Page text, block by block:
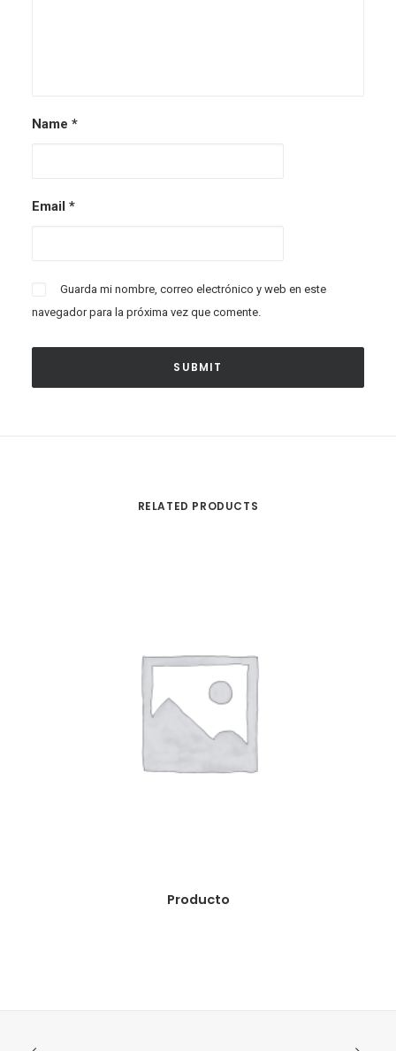
Name *
Email *
Guarda mi nombre, correo electrónico y web en este
navegador para la próxima vez que comente.
RELATED PRODUCTS
READ MORE
Producto